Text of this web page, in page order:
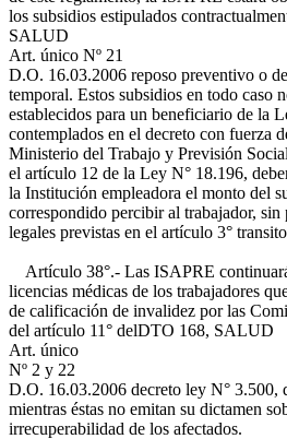
los subsidios estipulados
SALUD
Art. único Nº 21
D.O. 16.03.2006 reposo preventivo o
temporal. Estos subsidios en todo caso
establecidos para un beneficiario de la
contemplados en el decreto con fuerza
Ministerio del Trabajo y Previsión
el artículo 12 de la Ley N° 18.196,
la Institución empleadora el monto del
correspondido percibir al trabajador,
legales previstas en el artículo 3°
Artículo 38°.- Las ISAPRE
licencias médicas de los trabajadores
de calificación de invalidez por las
del artículo 11° delDTO 168, SALUD
Art. único
Nº 2 y 22
D.O. 16.03.2006 decreto ley N° 3.500,
mientras éstas no emitan su dictamen
irrecuperabilidad de los afectados.